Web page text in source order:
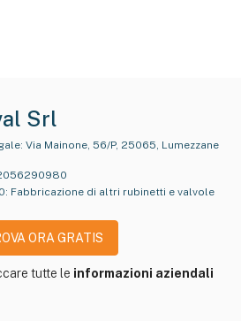
Srl
: Fabbricazione di altri rubinetti e valvole
ORA GRATIS
tutte le informazioni aziendali